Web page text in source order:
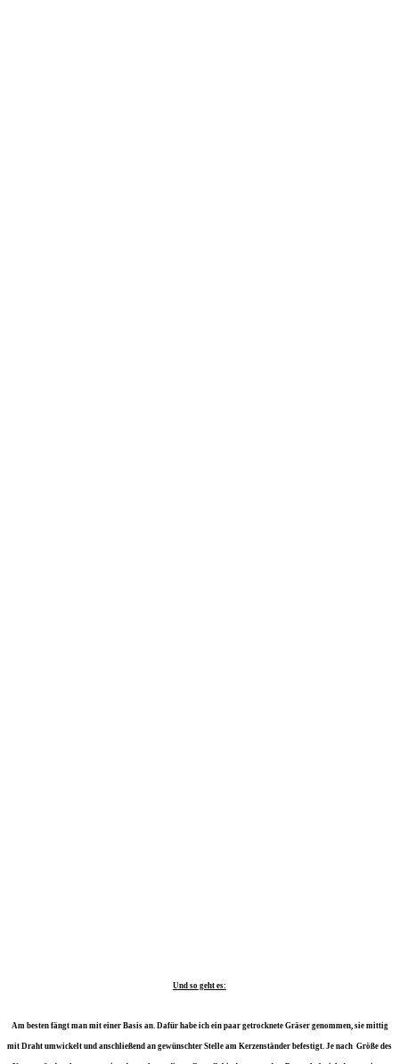
Und so geht es:
Am besten fängt man mit einer Basis an. Dafür habe ich ein paar getrocknete Gräser genommen, sie mittig
mit Draht umwickelt und anschließend an gewünschter Stelle am Kerzenständer befestigt. Je nach Größe des